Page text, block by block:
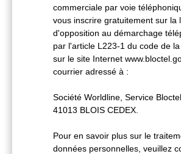
commerciale par voie
vous inscrire gratuitement sur la
d'opposition au démarchage
par l'article L223-1 du code de la
sur le site Internet
courrier adressé à :
Société Worldline, Service
41013 BLOIS CEDEX.
Pour en savoir plus sur le
données personnelles, veuillez